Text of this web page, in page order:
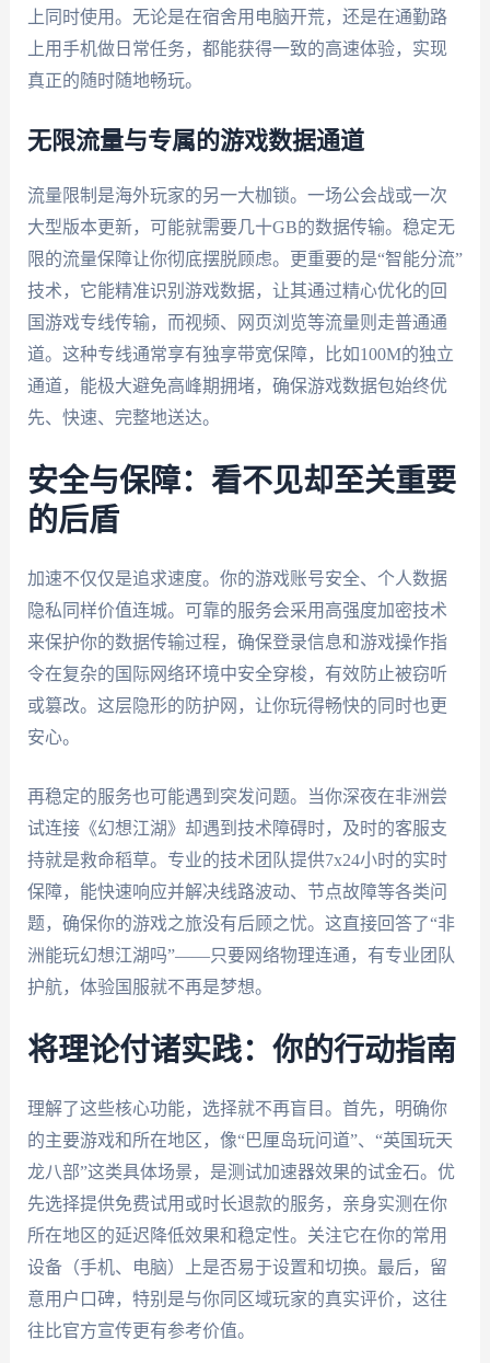
上同时使用。无论是在宿舍用电脑开荒，还是在通勤路
上用手机做日常任务，都能获得一致的高速体验，实现
真正的随时随地畅玩。
无限流量与专属的游戏数据通道
流量限制是海外玩家的另一大枷锁。一场公会战或一次
大型版本更新，可能就需要几十GB的数据传输。稳定无
限的流量保障让你彻底摆脱顾虑。更重要的是“智能分流”
技术，它能精准识别游戏数据，让其通过精心优化的回
国游戏专线传输，而视频、网页浏览等流量则走普通通
道。这种专线通常享有独享带宽保障，比如100M的独立
通道，能极大避免高峰期拥堵，确保游戏数据包始终优
先、快速、完整地送达。
安全与保障：看不见却至关重要
的后盾
加速不仅仅是追求速度。你的游戏账号安全、个人数据
隐私同样价值连城。可靠的服务会采用高强度加密技术
来保护你的数据传输过程，确保登录信息和游戏操作指
令在复杂的国际网络环境中安全穿梭，有效防止被窃听
或篡改。这层隐形的防护网，让你玩得畅快的同时也更
安心。
再稳定的服务也可能遇到突发问题。当你深夜在非洲尝
试连接《幻想江湖》却遇到技术障碍时，及时的客服支
持就是救命稻草。专业的技术团队提供7x24小时的实时
保障，能快速响应并解决线路波动、节点故障等各类问
题，确保你的游戏之旅没有后顾之忧。这直接回答了“非
洲能玩幻想江湖吗”——只要网络物理连通，有专业团队
护航，体验国服就不再是梦想。
将理论付诸实践：你的行动指南
理解了这些核心功能，选择就不再盲目。首先，明确你
的主要游戏和所在地区，像“巴厘岛玩问道”、“英国玩天
龙八部”这类具体场景，是测试加速器效果的试金石。优
先选择提供免费试用或时长退款的服务，亲身实测在你
所在地区的延迟降低效果和稳定性。关注它在你的常用
设备（手机、电脑）上是否易于设置和切换。最后，留
意用户口碑，特别是与你同区域玩家的真实评价，这往
往比官方宣传更有参考价值。